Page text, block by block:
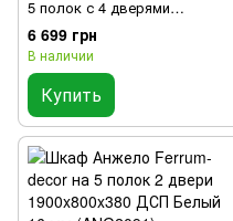
5 полок с 4 дверями
1900x700x380 ДСП Белый 16
мм (ANG2077)
6 699 грн
В наличии
Купить